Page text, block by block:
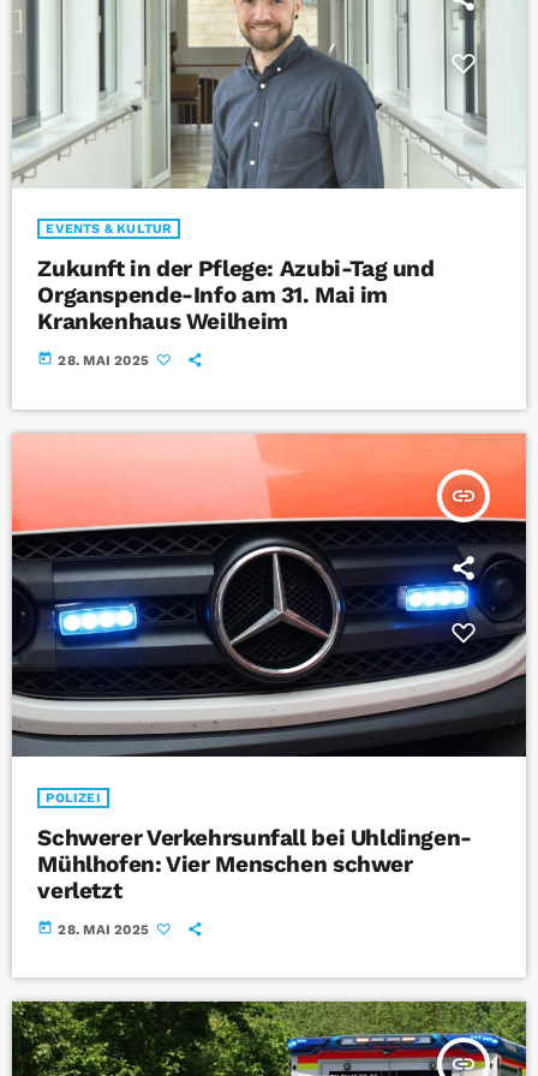
EVENTS & KULTUR
Zukunft in der Pflege: Azubi-Tag und
Organspende-Info am 31. Mai im
Krankenhaus Weilheim
today 28. MAI 2025
insert_link
POLIZEI
Schwerer Verkehrsunfall bei Uhldingen-
Mühlhofen: Vier Menschen schwer
verletzt
today 28. MAI 2025
insert_link